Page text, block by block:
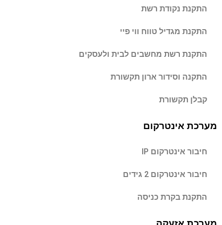
התקנת נקודת רשת
התקנת מגדיל טווח ווי פיי
התקנת רשת מחשבים לבית ולעסקים
התקנה וסידור ארון תקשורת
קבלן תקשורת
מערכת אינטרקום
חיבור אינטרקום IP
חיבור אינטרקום 2 גידים
התקנת בקרת כניסה